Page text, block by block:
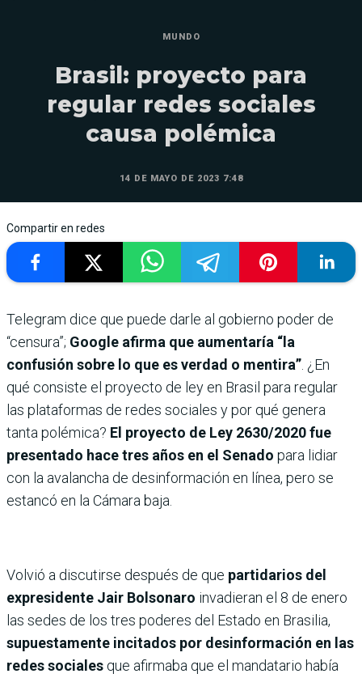
MUNDO
Brasil: proyecto para
regular redes sociales
causa polémica
14 DE MAYO DE 2023 7:48
Compartir en redes
Telegram dice que puede darle al gobierno poder de
“censura”; Google afirma que aumentaría “la
confusión sobre lo que es verdad o mentira” . ¿En
qué consiste el proyecto de ley en Brasil para regular
las plataformas de redes sociales y por qué genera
tanta polémica? El proyecto de Ley 2630/2020 fue
presentado hace tres años en el Senado para lidiar
con la avalancha de desinformación en línea, pero se
estancó en la Cámara baja.
Volvió a discutirse después de que partidarios del
expresidente Jair Bolsonaro invadieran el 8 de enero
las sedes de los tres poderes del Estado en Brasilia,
supuestamente incitados por desinformación en las
redes sociales que afirmaba que el mandatario había